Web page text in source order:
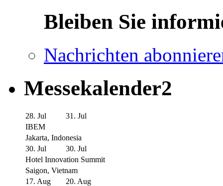
Bleiben Sie
Nachrichten
Messekalender2
28. Jul
31. Jul
IBEM
Jakarta, Indonesia
30. Jul
30. Jul
Hotel Innovation Summit
Saigon, Vietnam
17. Aug
20. Aug